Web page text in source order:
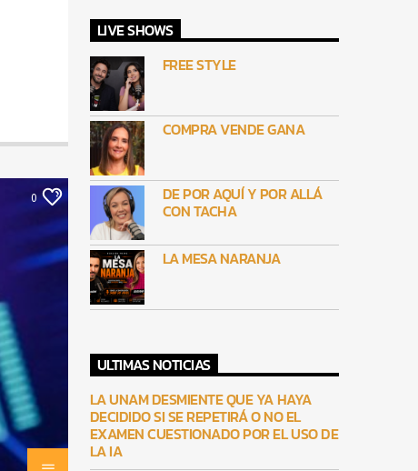
0
LIVE SHOWS
FREE STYLE
COMPRA VENDE GANA
DE POR AQUÍ Y POR ALLÁ
CON TACHA
LA MESA NARANJA
ULTIMAS NOTICIAS
LA UNAM DESMIENTE QUE YA HAYA
DECIDIDO SI SE REPETIRÁ O NO EL
EXAMEN CUESTIONADO POR EL USO DE
LA IA